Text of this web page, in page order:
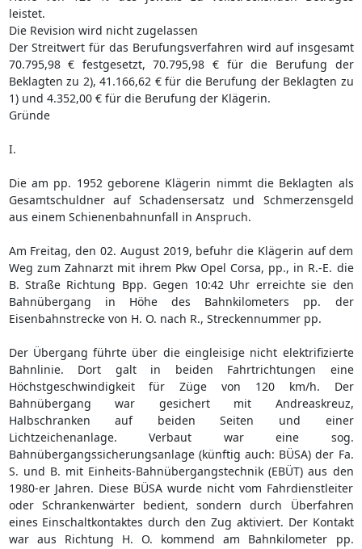
leistet.
Die Revision wird nicht zugelassen
Der Streitwert für das Berufungsverfahren wird auf insgesamt
70.795,98 € festgesetzt, 70.795,98 € für die Berufung der
Beklagten zu 2), 41.166,62 € für die Berufung der Beklagten zu
1) und 4.352,00 € für die Berufung der Klägerin.
Gründe
I.
Die am pp. 1952 geborene Klägerin nimmt die Beklagten als
Gesamtschuldner auf Schadensersatz und Schmerzensgeld
aus einem Schienenbahnunfall in Anspruch.
Am Freitag, den 02. August 2019, befuhr die Klägerin auf dem
Weg zum Zahnarzt mit ihrem Pkw Opel Corsa, pp., in R.-E. die
B. Straße Richtung Bpp. Gegen 10:42 Uhr erreichte sie den
Bahnübergang in Höhe des Bahnkilometers pp. der
Eisenbahnstrecke von H. O. nach R., Streckennummer pp.
Der Übergang führte über die eingleisige nicht elektrifizierte
Bahnlinie. Dort galt in beiden Fahrtrichtungen eine
Höchstgeschwindigkeit für Züge von 120 km/h. Der
Bahnübergang war gesichert mit Andreaskreuz,
Halbschranken auf beiden Seiten und einer
Lichtzeichenanlage. Verbaut war eine sog.
Bahnübergangssicherungsanlage (künftig auch: BÜSA) der Fa.
S. und B. mit Einheits-Bahnübergangstechnik (EBÜT) aus den
1980-er Jahren. Diese BÜSA wurde nicht vom Fahrdienstleiter
oder Schrankenwärter bedient, sondern durch Überfahren
eines Einschaltkontaktes durch den Zug aktiviert. Der Kontakt
war aus Richtung H. O. kommend am Bahnkilometer pp.